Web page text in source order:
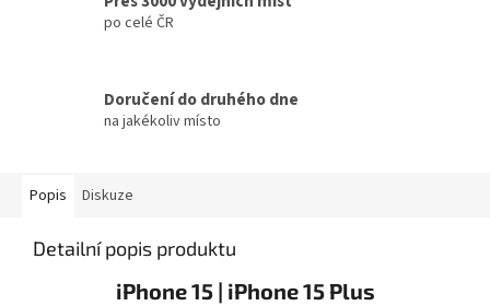
po celé ČR
Doručení do druhého dne
na jakékoliv místo
Popis Diskuze
Detailní popis produktu
iPhone 15 | iPhone 15 Plus